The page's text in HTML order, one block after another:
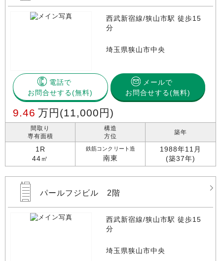
西武新宿線/狭山市駅 徒歩15
分
埼玉県狭山市中央
電話で
お問合せする
メールで
お問合せする(無料)
9.46 万円 (11,000円)
間取り
専有面積
1R
44㎡
構造
方位
鉄筋コンクリート造
南東
築年
1988年11月
(築37年)
パールフジビル 2階
西武新宿線/狭山市駅 徒歩15
分
埼玉県狭山市中央